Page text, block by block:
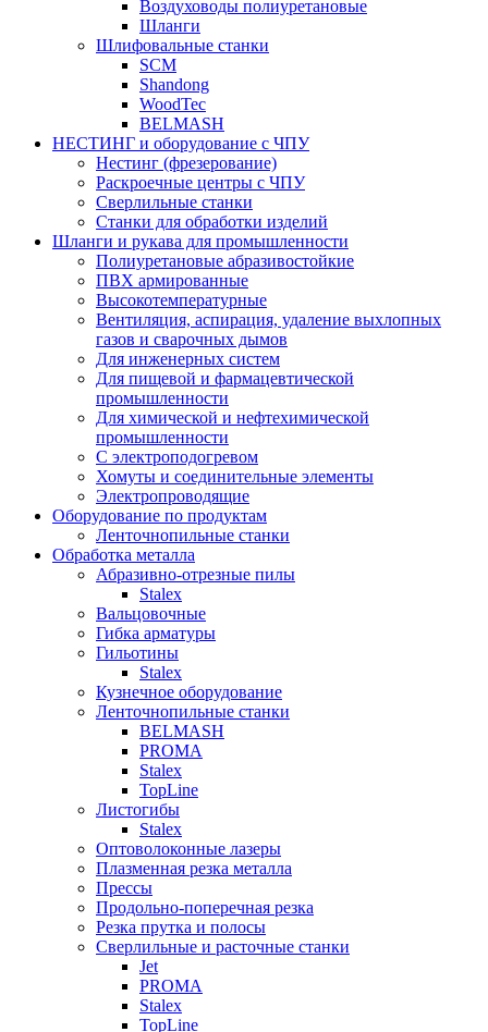
Воздуховоды полиуретановые
Шланги
Шлифовальные станки
SCM
Shandong
WoodTec
BELMASH
НЕСТИНГ и оборудование с ЧПУ
Нестинг (фрезерование)
Раскроечные центры с ЧПУ
Сверлильные станки
Станки для обработки изделий
Шланги и рукава для промышленности
Полиуретановые абразивостойкие
ПВХ армированные
Высокотемпературные
Вентиляция, аспирация, удаление выхлопных
газов и сварочных дымов
Для инженерных систем
Для пищевой и фармацевтической
промышленности
Для химической и нефтехимической
промышленности
С электроподогревом
Хомуты и соединительные элементы
Электропроводящие
Оборудование по продуктам
Ленточнопильные станки
Обработка металла
Абразивно-отрезные пилы
Stalex
Вальцовочные
Гибка арматуры
Гильотины
Stalex
Кузнечное оборудование
Ленточнопильные станки
BELMASH
PROMA
Stalex
TopLine
Листогибы
Stalex
Оптоволоконные лазеры
Плазменная резка металла
Прессы
Продольно-поперечная резка
Резка прутка и полосы
Сверлильные и расточные станки
Jet
PROMA
Stalex
TopLine